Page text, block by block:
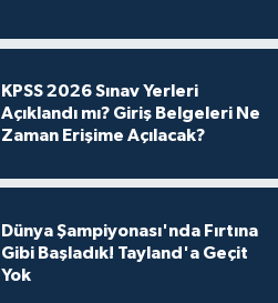
KPSS 2026 Sınav Yerleri
Açıklandı mı? Giriş Belgeleri Ne
Zaman Erişime Açılacak?
Dünya Şampiyonası'nda Fırtına
Gibi Başladık! Tayland'a Geçit
Yok